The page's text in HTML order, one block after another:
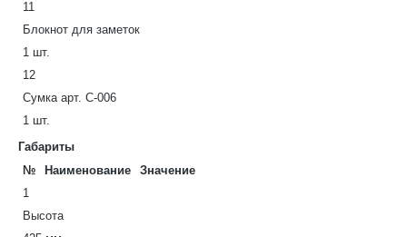
11
Блокнот для заметок
1 шт.
12
Сумка арт. С-006
1 шт.
Габариты
№
Наименование
Значение
1
Высота